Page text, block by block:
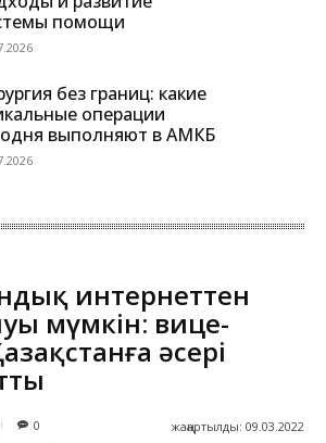
помощи
без границ: какие
операции
выполняют в АМКБ